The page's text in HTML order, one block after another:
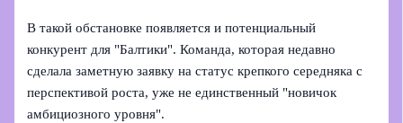
В такой обстановке появляется и потенциальный
конкурент для "Балтики". Команда, которая недавно
сделала заметную заявку на статус крепкого середняка с
перспективой роста, уже не единственный "новичок
амбициозного уровня".